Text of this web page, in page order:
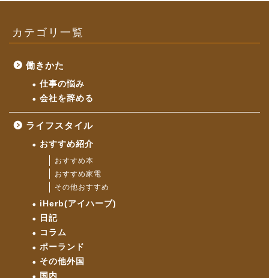
カテゴリ一覧
働きかた
仕事の悩み
会社を辞める
ライフスタイル
おすすめ紹介
おすすめ本
おすすめ家電
その他おすすめ
iHerb(アイハーブ)
日記
コラム
ポーランド
その他外国
国内